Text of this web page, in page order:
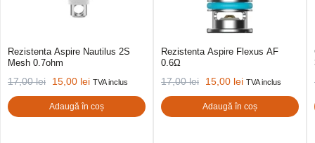
Rezistenta Aspire Nautilus 2S
Mesh 0.7ohm
17,00lei 15,00 lei TVA inclus
Adaugă în coș
Rezistenta Aspire Flexus AF
0.6Ω
17,00lei 15,00 lei TVA inclus
Adaugă în coș